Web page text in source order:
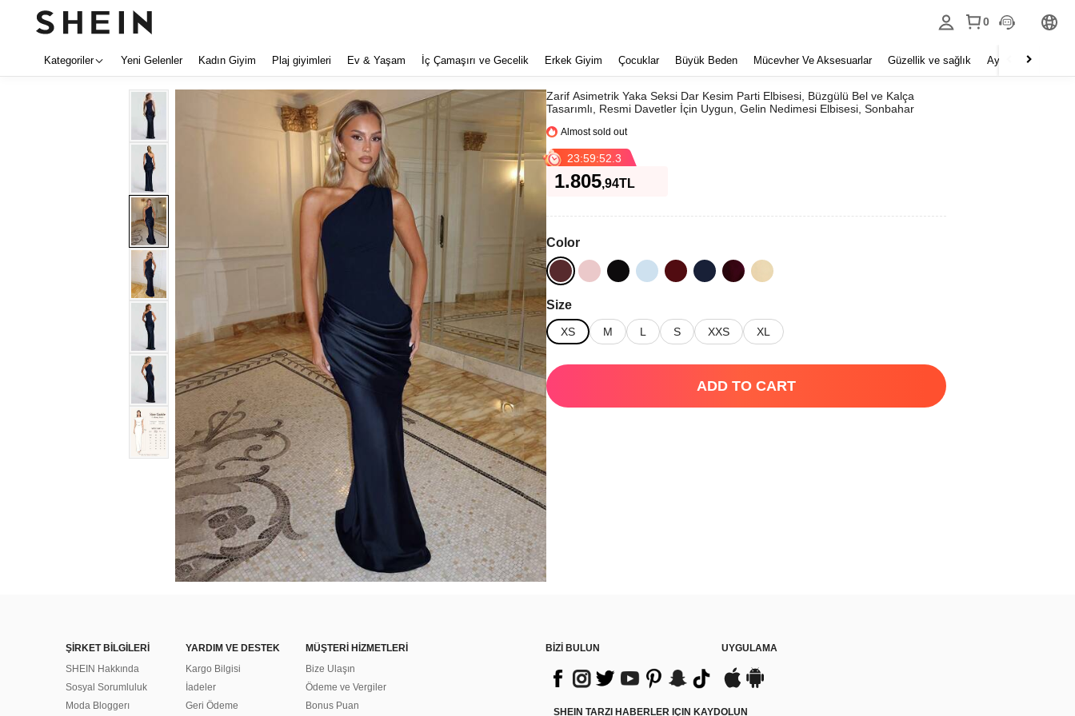
0
Kategoriler Yeni Gelenler Kadın Giyim Plaj giyimleri Ev & Yaşam İç Çamaşırı ve Gecelik Erkek Giyim Çocuklar Büyük Beden Mücevher Ve Aksesuarlar Güzellik ve sağlık Ayakkabı
Zarif Asimetrik Yaka Seksi Dar Kesim Parti Elbisesi, Büzgülü Bel ve Kalça
Tasarımlı, Resmi Davetler İçin Uygun, Gelin Nedimesi Elbisesi, Sonbahar
lowest price in 30 days
Just bought
Almost sold out
800+ added to cart
lowest price in 30 days
Just bought
Almost sold out
23:59:51 9
1.805,94TL
Color
Size
XS M L S XXS XL
ADD TO CART
ŞİRKET BİLGİLERİ
SHEIN Hakkında
Sosyal Sorumluluk
Moda Bloggerı
YARDIM VE DESTEK
Kargo Bilgisi
İadeler
Geri Ödeme
MÜŞTERİ HİZMETLERİ
Bize Ulaşın
Ödeme ve Vergiler
Bonus Puan
BİZİ BULUN UYGULAMA
SHEIN TARZI HABERLER IÇIN KAYDOLUN